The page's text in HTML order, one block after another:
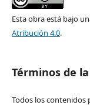
Esta obra está bajo
Atribución 4.0.
Términos de
Todos los contenidos